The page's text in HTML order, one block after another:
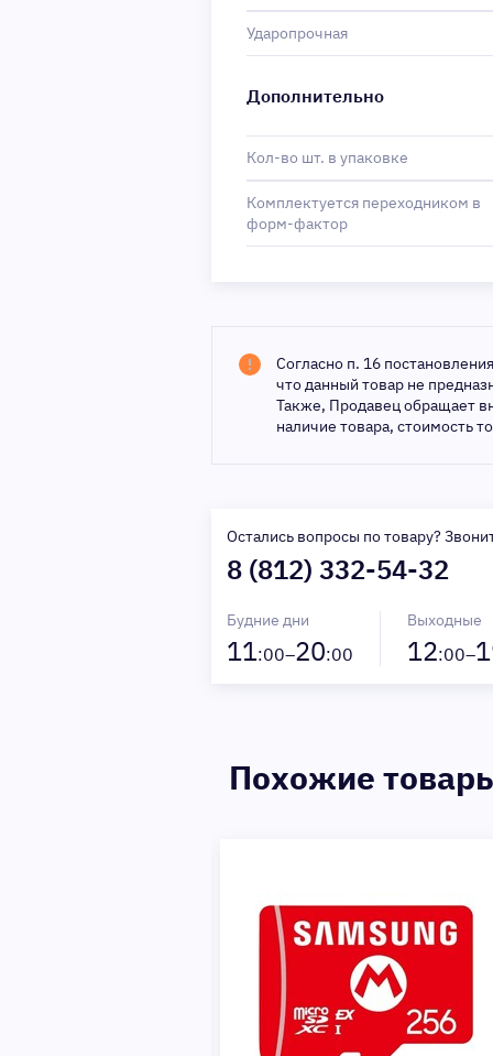
Ударопрочная
Дополнительно
Кол-во шт. в упаковке
Комплектуется переходником в
форм-фактор
Согласно п. 16
что данный товар не
Также, Продавец обращает
наличие товара, стоимость
Остались вопросы по товару?
8 (812) 332-54-32
Будние дни
11:00–20:00
Выходные
12:00–
Похожие